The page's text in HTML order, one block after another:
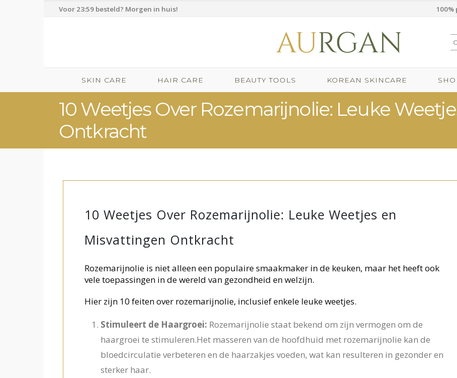
Voor 23:59 besteld? Morgen in huis!
SKIN CARE HAIR CARE BEAUTY TOOLS KOREAN SKINCARE
10 Weetjes Over Rozemarijnolie: Leuke
Ontkracht
10 Weetjes Over Rozemarijnolie: Leuke Weetjes en
Misvattingen Ontkracht
Rozemarijnolie is niet alleen een populaire smaakmaker in de keuken, maar het heeft ook
vele toepassingen in de wereld van gezondheid en welzijn.
Hier zijn 10 feiten over rozemarijnolie, inclusief enkele leuke weetjes.
Stimuleert de Haargroei: Rozemarijnolie staat bekend om zijn vermogen om de
haargroei te stimuleren.Het masseren van de hoofdhuid met rozemarijnolie kan de
bloedcirculatie verbeteren en de haarzakjes voeden, wat kan resulteren in gezonder en
sterker haar.